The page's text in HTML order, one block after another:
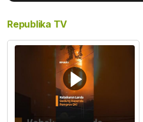
Republika TV